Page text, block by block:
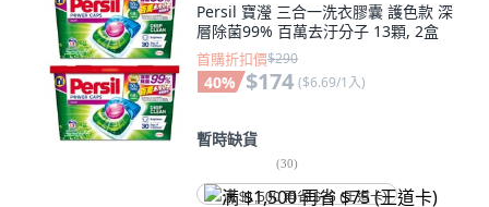
Persil 寶瀅 三合一洗衣膠囊 護色款 深
層除菌99% 百萬去汙分子 13顆, 2盒
首購折扣價$290
40% $174 ($6.69/1入)
暫時缺貨
(30)
满 $1,500 再省 $75 (王道卡)